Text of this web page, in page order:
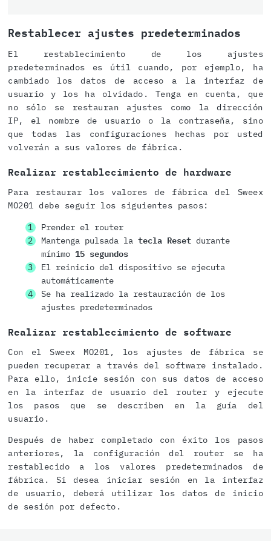
Restablecer ajustes predeterminados
El restablecimiento de los ajustes
predeterminados es útil cuando, por ejemplo, ha
cambiado los datos de acceso a la interfaz de
usuario y los ha olvidado. Tenga en cuenta, que
no sólo se restauran ajustes como la dirección
IP, el nombre de usuario o la contraseña, sino
que todas las configuraciones hechas por usted
volverán a sus valores de fábrica.
Realizar restablecimiento de hardware
Para restaurar los valores de fábrica del Sweex
MO201 debe seguir los siguientes pasos:
Prender el router
Mantenga pulsada la tecla Resetdurante
mínimo 15 segundos
El reinicio del dispositivo se ejecuta
automáticamente
Se ha realizado la restauración de los
ajustes predeterminados
Realizar restablecimiento de software
Con el Sweex MO201, los ajustes de fábrica se
pueden recuperar a través del software instalado.
Para ello, inicie sesión con sus datos de acceso
en la interfaz de usuario del router y ejecute
los pasos que se describen en la guía del
usuario.
Después de haber completado con éxito los pasos
anteriores, la configuración del router se ha
restablecido a los valores predeterminados de
fábrica. Si desea iniciar sesión en la interfaz
de usuario, deberá utilizar los datos de inicio
de sesión por defecto.